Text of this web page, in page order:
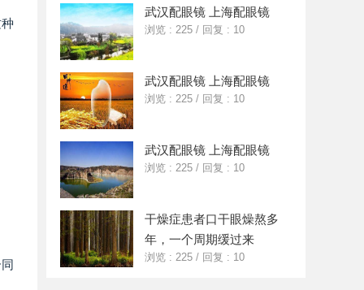
武汉配眼镜 上海配眼镜
浏览 : 225 / 回复 : 10
武汉配眼镜 上海配眼镜
浏览 : 225 / 回复 : 10
武汉配眼镜 上海配眼镜
浏览 : 225 / 回复 : 10
干燥症患者口干眼燥熬多
年，一个周期缓过来
浏览 : 225 / 回复 : 10